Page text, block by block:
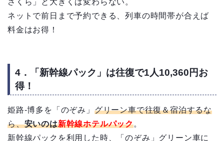
さくら」と大きくは変わらない。
ネットで前日まで予約できる、列車の時間帯が合えば
料金はお得！
4．「新幹線パック」は往復で1人10,360円お
得！
姫路-博多を「のぞみ」 グリーン車で往復＆宿泊するな
ら、安いのは新幹線ホテルパック。
新幹線パックを利用した時、「のぞみ」グリーン車に